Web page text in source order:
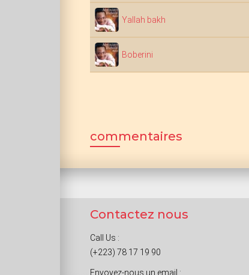
Yallah bakh
Boberini
commentaires
Contactez nous
Call Us :
(+223) 78 17 19 90
Envoyez-nous un email :